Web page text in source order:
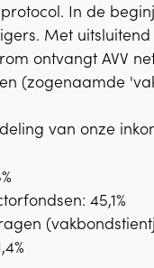
In de
Met
ontvangt AVV
(zogenaamde
van onze
45,1%